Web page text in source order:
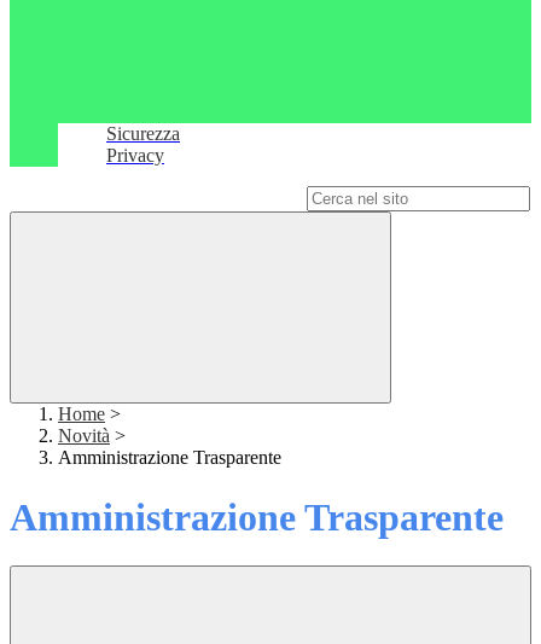
Sicurezza
Privacy
Home >
Novità >
Amministrazione Trasparente
Amministrazione Trasparente